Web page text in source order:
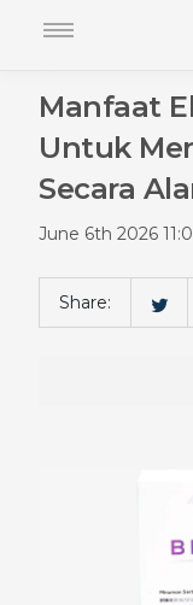
Manfaat
Untuk
Secara
June 6th 2026
Share: